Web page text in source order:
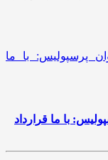
با ما قرارداد